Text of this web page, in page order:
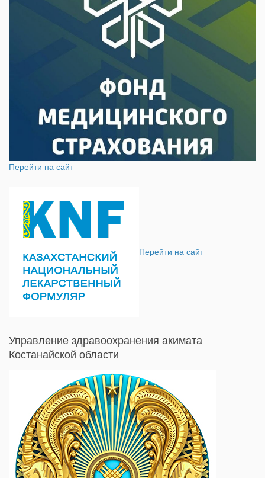
Перейти на сайт
Перейти на сайт
Управление здравоохранения акимата
Костанайской области